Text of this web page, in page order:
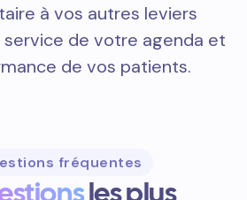
à vos autres leviers
service de votre agenda et
de vos patients.
fréquentes